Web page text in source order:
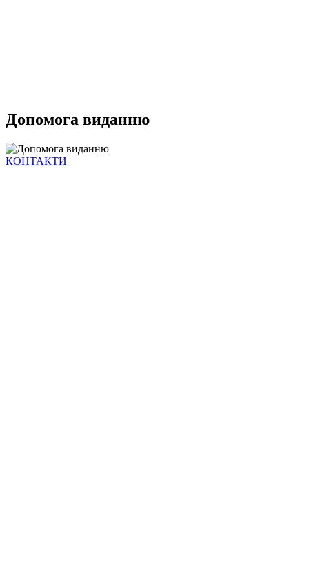
Допомога виданню
КОНТАКТИ